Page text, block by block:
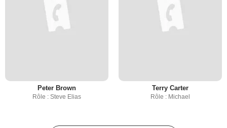
Peter Brown
Rôle : Steve Elias
Terry Carter
Rôle : Michael